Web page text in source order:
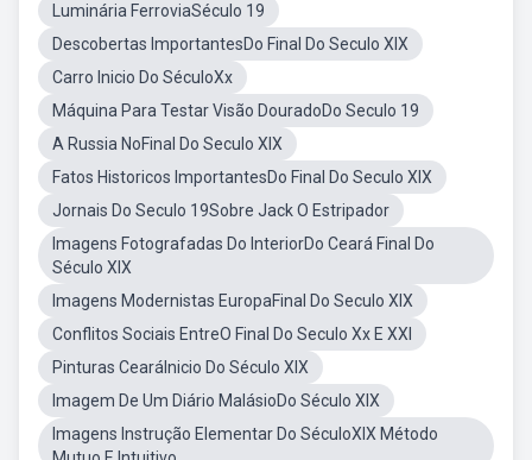
Luminária FerroviaSéculo 19
Descobertas ImportantesDo Final Do Seculo XIX
Carro Inicio Do SéculoXx
Máquina Para Testar Visão DouradoDo Seculo 19
A Russia NoFinal Do Seculo XIX
Fatos Historicos ImportantesDo Final Do Seculo XIX
Jornais Do Seculo 19Sobre Jack O Estripador
Imagens Fotografadas Do InteriorDo Ceará Final Do
Século XIX
Imagens Modernistas EuropaFinal Do Seculo XIX
Conflitos Sociais EntreO Final Do Seculo Xx E XXI
Pinturas CearáInicio Do Século XIX
Imagem De Um Diário MalásioDo Século XIX
Imagens Instrução Elementar Do SéculoXIX Método